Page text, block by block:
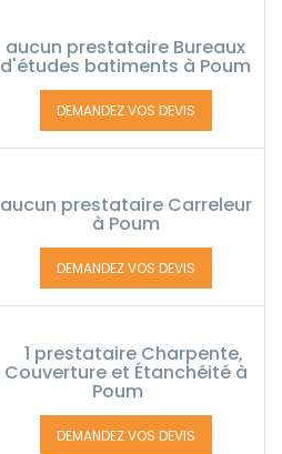
aucun prestataire Bureaux
d'études batiments à Poum
DEMANDEZ VOS DEVIS
aucun prestataire Carreleur
à Poum
DEMANDEZ VOS DEVIS
1 prestataire Charpente,
Couverture et Étanchéité à
Poum
DEMANDEZ VOS DEVIS